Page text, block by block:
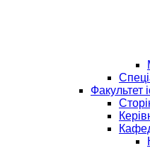
Факультет